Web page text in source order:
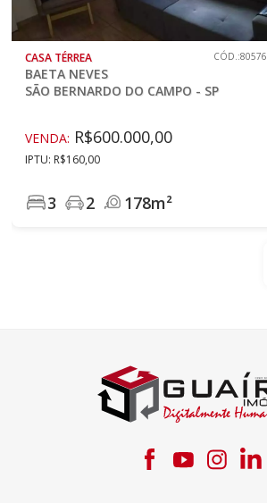
CASA TÉRREA
BAETA NEVES
SÃO BERNARDO DO CAMPO - SP
CÓD.:80576
VENDA: R$600.000,00
IPTU: R$160,00
3 2 178m²